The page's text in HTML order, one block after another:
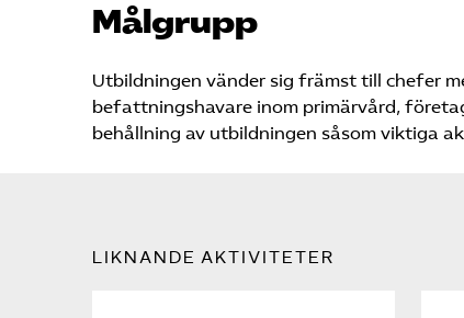
Målgrupp
Utbildningen vänder sig främst till chefer
befattningshavare inom primärvård,
behållning av utbildningen såsom viktiga
LIKNANDE AKTIVITETER